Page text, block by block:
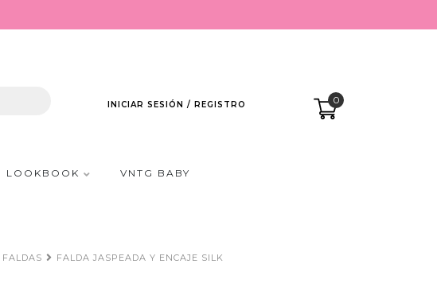
INICIAR SESIÓN / REGISTRO 0
LOOKBOOK VNTG BABY
FALDAS FALDA JASPEADA Y ENCAJE SILK